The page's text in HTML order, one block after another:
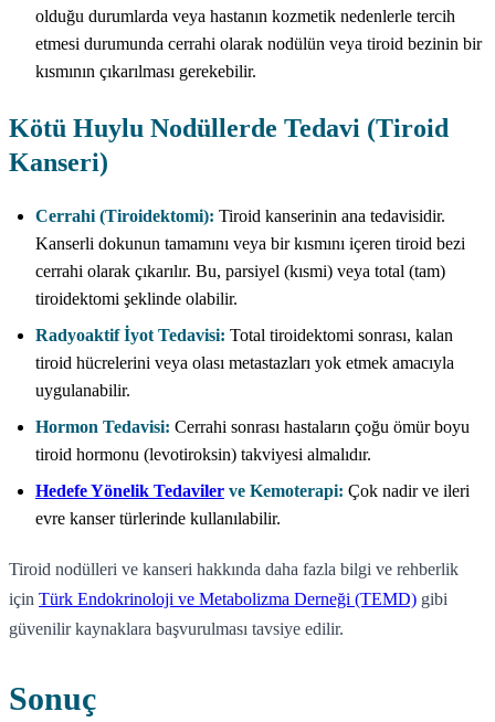
olduğu durumlarda veya hastanın kozmetik nedenlerle tercih
etmesi durumunda cerrahi olarak nodülün veya tiroid bezinin bir
kısmının çıkarılması gerekebilir.
Kötü Huylu Nodüllerde Tedavi (Tiroid
Kanseri)
Cerrahi (Tiroidektomi): Tiroid kanserinin ana tedavisidir.
Kanserli dokunun tamamını veya bir kısmını içeren tiroid bezi
cerrahi olarak çıkarılır. Bu, parsiyel (kısmi) veya total (tam)
tiroidektomi şeklinde olabilir.
Radyoaktif İyot Tedavisi: Total tiroidektomi sonrası, kalan
tiroid hücrelerini veya olası metastazları yok etmek amacıyla
uygulanabilir.
Hormon Tedavisi: Cerrahi sonrası hastaların çoğu ömür boyu
tiroid hormonu (levotiroksin) takviyesi almalıdır.
Hedefe Yönelik Tedaviler ve Kemoterapi: Çok nadir ve ileri
evre kanser türlerinde kullanılabilir.
Tiroid nodülleri ve kanseri hakkında daha fazla bilgi ve rehberlik
için Türk Endokrinoloji ve Metabolizma Derneği (TEMD) gibi
güvenilir kaynaklara başvurulması tavsiye edilir.
Sonuç